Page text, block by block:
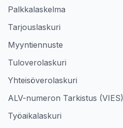
Palkkalaskelma
Tarjouslaskuri
Myyntiennuste
Tuloverolaskuri
Yhteisöverolaskuri
ALV-numeron Tarkistus (VIES)
Työaikalaskuri